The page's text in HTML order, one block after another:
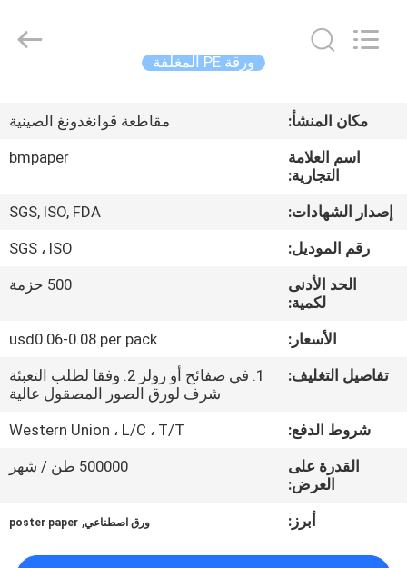
المنتجات
معلومات
المصنع
مراقبة
الجودة
BMPAPER
CO.,LTD.
ورقة PE المغلفة
مكان المنشأ:
مقاطعة قوانغدونغ الصينية
اسم العلامة
التجارية:
bmpaper
إصدار الشهادات:
SGS, ISO, FDA
رقم الموديل:
SGS ، ISO
الحد الأدنى
لكمية:
500 حزمة
الأسعار:
usd0.06-0.08 per pack
تفاصيل التغليف:
1. في صفائح أو رولز 2. وفقا لطلب التعبئة
شرف لورق الصور المصقول عالية
شروط الدفع:
Western Union ، L/C ، T/T
القدرة على
العرض:
500000 طن / شهر
أبرز: ورق اصطناعي,
poster paper